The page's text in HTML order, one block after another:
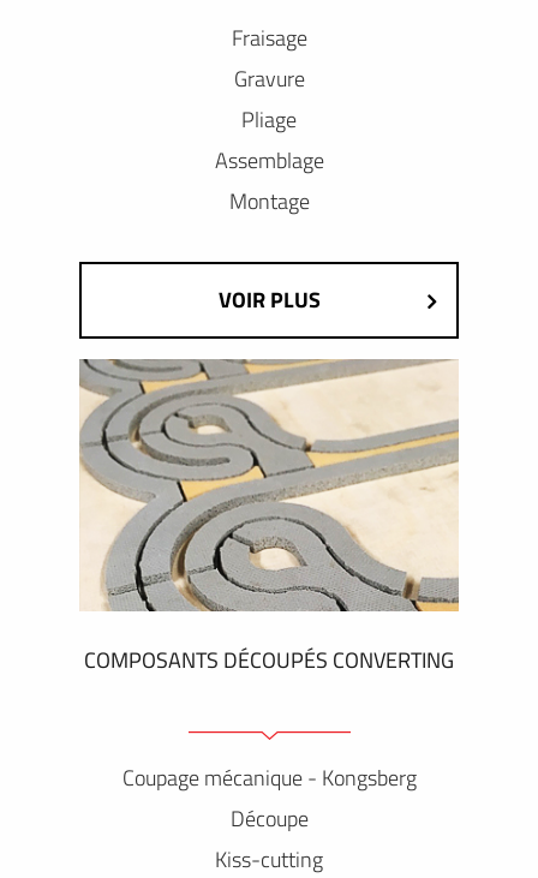
Fraisage
Gravure
Pliage
Assemblage
Montage
VOIR PLUS
COMPOSANTS DÉCOUPÉS CONVERTING
Coupage mécanique - Kongsberg
Découpe
Kiss-cutting